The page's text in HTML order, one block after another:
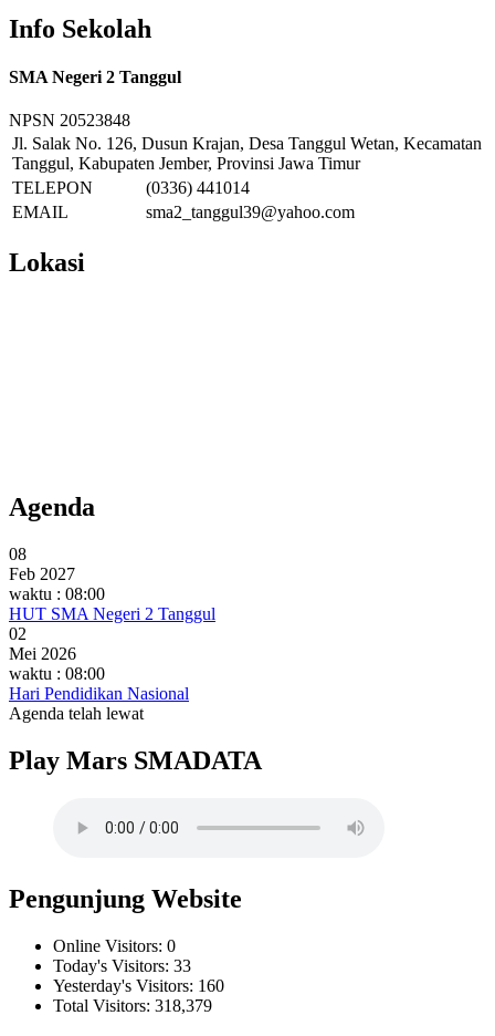
Info Sekolah
SMA Negeri 2 Tanggul
NPSN 20523848
Jl. Salak No. 126, Dusun Krajan, Desa Tanggul Wetan, Kecamatan
Tanggul, Kabupaten Jember, Provinsi Jawa Timur
TELEPON
(0336) 441014
EMAIL
sma2_tanggul39@yahoo.com
Lokasi
Agenda
08
Feb 2027
waktu : 08:00
HUT SMA Negeri 2 Tanggul
02
Mei 2026
waktu : 08:00
Hari Pendidikan Nasional
Agenda telah lewat
Play Mars SMADATA
Pengunjung Website
Online Visitors: 0
Today's Visitors: 33
Yesterday's Visitors: 160
Total Visitors: 318,379